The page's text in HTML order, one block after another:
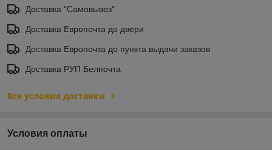
Доставка "Самовывоз"
Доставка Европочта до двери
Доставка Европочта до пункта выдачи заказов
Доставка РУП Белпочта
Все условия доставки
Условия оплаты